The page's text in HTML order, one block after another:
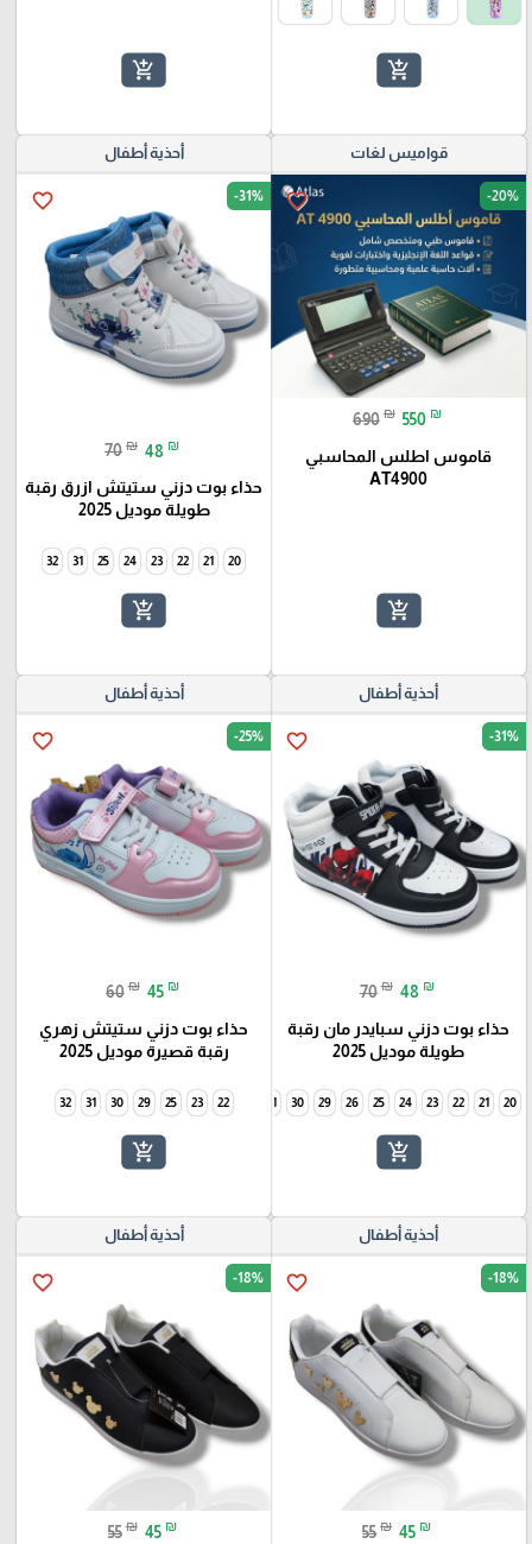
add_shopping_cart
add_shopping_cart
قواميس لغات
favorite_border -20%
690 ₪ 550 ₪
قاموس اطلس المحاسبي
AT4900
add_shopping_cart
أحذية أطفال
favorite_border -31%
70 ₪ 48 ₪
حذاء بوت دزني ستيتش ازرق رقبة
طويلة موديل 2025
20
21
22
23
24
25
31
32
add_shopping_cart
أحذية أطفال
favorite_border -31%
70 ₪ 48 ₪
حذاء بوت دزني سبايدر مان رقبة
طويلة موديل 2025
20
21
22
23
24
25
26
29
30
31
33
34
add_shopping_cart
أحذية أطفال
favorite_border -25%
60 ₪ 45 ₪
حذاء بوت دزني ستيتش زهري
رقبة قصيرة موديل 2025
22
23
25
29
30
31
32
add_shopping_cart
أحذية أطفال
favorite_border -18%
55 ₪ 45 ₪
أحذية أطفال
favorite_border -18%
55 ₪ 45 ₪